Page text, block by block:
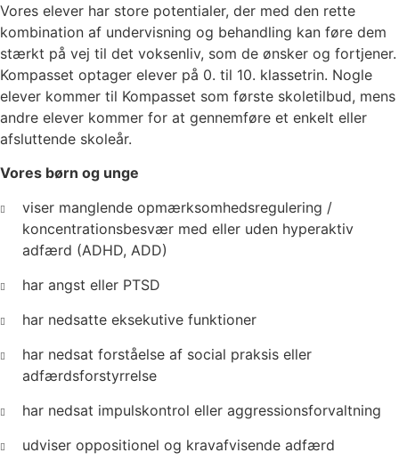
Vores elever har store potentialer, der med den rette
kombination af undervisning og behandling kan føre dem
stærkt på vej til det voksenliv, som de ønsker og fortjener.
Kompasset optager elever på 0. til 10. klassetrin. Nogle
elever kommer til Kompasset som første skoletilbud, mens
andre elever kommer for at gennemføre et enkelt eller
afsluttende skoleår.
Vores børn og unge
viser manglende opmærksomhedsregulering /
koncentrationsbesvær med eller uden hyperaktiv
adfærd (ADHD, ADD)
har angst eller PTSD
har nedsatte eksekutive funktioner
har nedsat forståelse af social praksis eller
adfærdsforstyrrelse
har nedsat impulskontrol eller aggressionsforvaltning
udviser oppositionel og kravafvisende adfærd